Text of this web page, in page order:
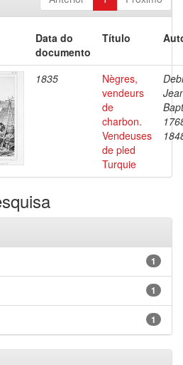
Data do
documento
Título
1835
Nègres,
vendeurs
de
charbon.
Vendeuses
de pled
Turquie
1
1
1